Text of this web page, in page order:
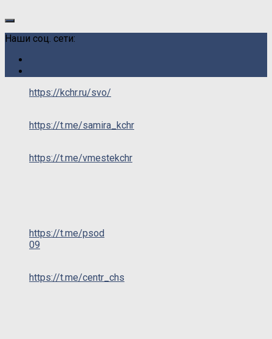
Наши соц. сети:
https://kchr.ru/svo/
https://t.me/samira_kchr
https://t.me/vmestekchr
https://t.me/psod
09
https://t.me/centr_chs